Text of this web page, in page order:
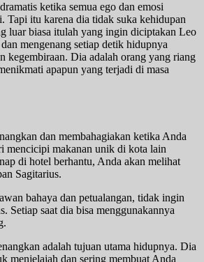
ketika semua ego dan emosi
Tapi itu karena dia tidak suka kehidupan
luar biasa itulah yang ingin diciptakan Leo
mengenang setiap detik hidupnya
kegembiraan. Dia adalah orang yang riang
apapun yang terjadi di masa
dan membahagiakan ketika Anda
mencicipi makanan unik di kota lain
di hotel berhantu, Anda akan melihat
Sagitarius.
bahaya dan petualangan, tidak ingin
Setiap saat dia bisa menggunakannya
adalah tujuan utama hidupnya. Dia
menjelajah dan sering membuat Anda